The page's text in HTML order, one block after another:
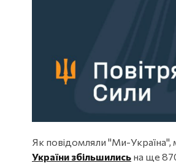
Як повідомляли "Ми-Україна",
України збільшились на ще